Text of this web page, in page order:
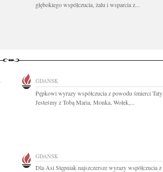
głębokiego współczucia, żalu i wsparcia z...
GDAŃSK
Pępkowi wyrazy współczucia z powodu śmierci Taty
Jesteśmy z Tobą Maria, Monka, Wołek,...
GDAŃSK
Dla Asi Stępniak najszczersze wyrazy współczucia z